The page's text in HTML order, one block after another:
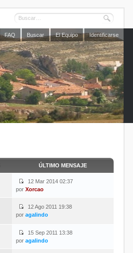
FAQ Buscar El Equipo Identificarse
ÚLTIMO MENSAJE
12 Mar 2014 02:37
por Xorcao
12 Ago 2011 19:38
por agalindo
15 Sep 2011 13:38
por agalindo